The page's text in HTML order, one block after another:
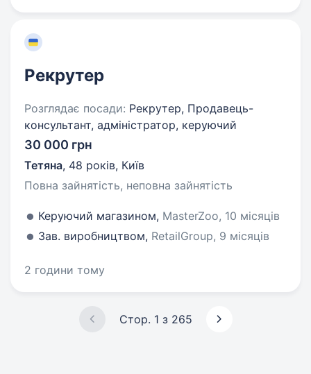
Рекрутер
Розглядає посади: Рекрутер, Продавець-
консультант, адміністратор, керуючий
30 000 грн
Тетяна, 48 років, Київ
Повна зайнятість, неповна зайнятість
Керуючий магазином, MasterZoo, 10 місяців
Зав. виробництвом, RetailGroup, 9 місяців
2 години тому
Стор. 1 з 265